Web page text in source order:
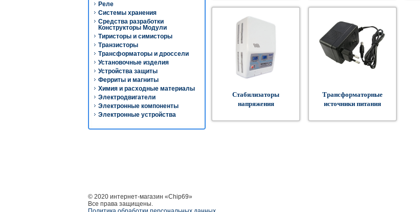
Реле
Системы хранения
Средства разработки
Конструкторы Модули
Тиристоры и симисторы
Транзисторы
Трансформаторы и дроссели
Установочные изделия
Устройства защиты
Ферриты и магниты
Химия и расходные материалы
Электродвигатели
Электронные компоненты
Электронные устройства
Стабилизаторы
напряжения
Трансформаторные
источники питания
© 2020 интернет-магазин «Chip69»
Все права защищены.